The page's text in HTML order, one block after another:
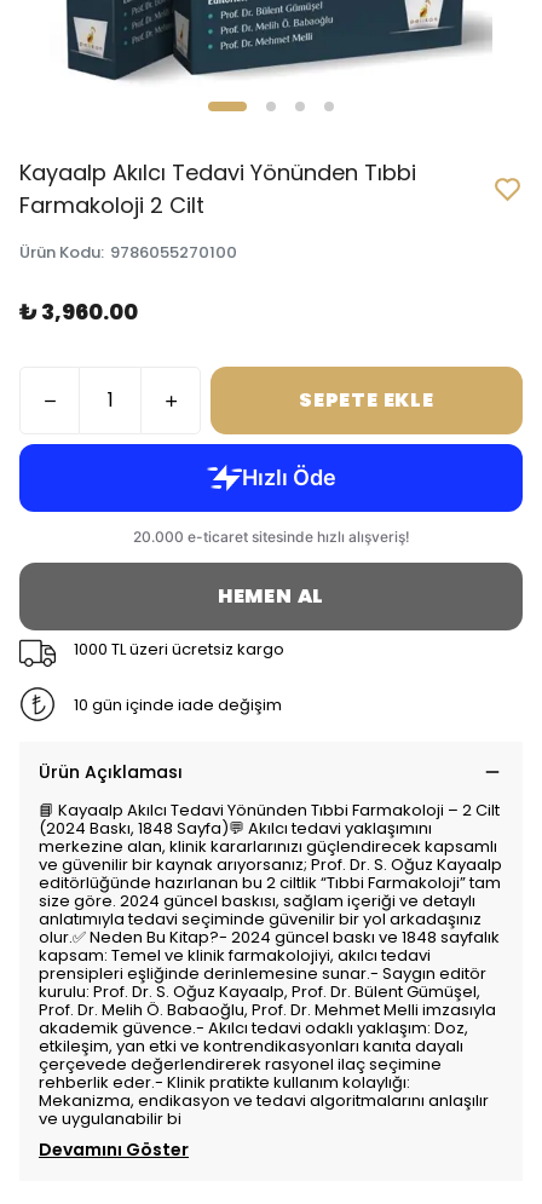
Kayaalp Akılcı Tedavi Yönünden Tıbbi
Farmakoloji 2 Cilt
Ürün Kodu: 9786055270100
₺ 3,960.00
SEPETE EKLE
HEMEN AL
1000 TL üzeri ücretsiz kargo
10 gün içinde iade değişim
Ürün Açıklaması
📘 Kayaalp Akılcı Tedavi Yönünden Tıbbi Farmakoloji – 2 Cilt
(2024 Baskı, 1848 Sayfa)💬 Akılcı tedavi yaklaşımını
merkezine alan, klinik kararlarınızı güçlendirecek kapsamlı
ve güvenilir bir kaynak arıyorsanız; Prof. Dr. S. Oğuz Kayaalp
editörlüğünde hazırlanan bu 2 ciltlik “Tıbbi Farmakoloji” tam
size göre. 2024 güncel baskısı, sağlam içeriği ve detaylı
anlatımıyla tedavi seçiminde güvenilir bir yol arkadaşınız
olur.✅ Neden Bu Kitap?- 2024 güncel baskı ve 1848 sayfalık
kapsam: Temel ve klinik farmakolojiyi, akılcı tedavi
prensipleri eşliğinde derinlemesine sunar.- Saygın editör
kurulu: Prof. Dr. S. Oğuz Kayaalp, Prof. Dr. Bülent Gümüşel,
Prof. Dr. Melih Ö. Babaoğlu, Prof. Dr. Mehmet Melli imzasıyla
akademik güvence.- Akılcı tedavi odaklı yaklaşım: Doz,
etkileşim, yan etki ve kontrendikasyonları kanıta dayalı
çerçevede değerlendirerek rasyonel ilaç seçimine
rehberlik eder.- Klinik pratikte kullanım kolaylığı:
Mekanizma, endikasyon ve tedavi algoritmalarını anlaşılır
ve uygulanabilir bi
Devamını Göster